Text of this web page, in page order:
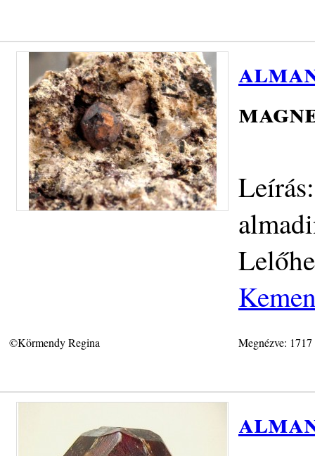
©Körmendy Regina Megnézve: